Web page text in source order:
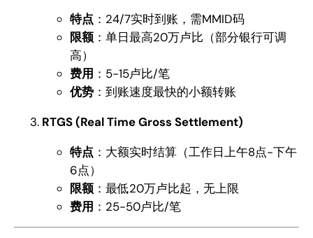
特点 ：24/7实时到账，需MMID码
限额 ：单日最高20万卢比（部分银行可调
高）
费用 ：5-15卢比/笔
优势 ：到账速度最快的小额转账
RTGS (Real Time Gross Settlement)
特点 ：大额实时结算（工作日上午8点-下午
6点）
限额 ：最低20万卢比起，无上限
费用 ：25-50卢比/笔